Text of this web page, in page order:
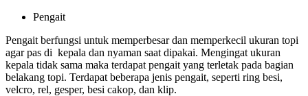
Pengait
Pengait berfungsi untuk memperbesar dan memperkecil ukuran topi
agar pas di kepala dan nyaman saat dipakai. Mengingat ukuran
kepala tidak sama maka terdapat pengait yang terletak pada bagian
belakang topi. Terdapat beberapa jenis pengait, seperti ring besi,
velcro, rel, gesper, besi cakop, dan klip.